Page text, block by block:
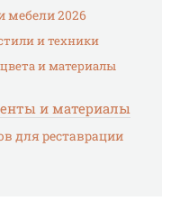
мебели 2026
и техники
и материалы
и материалы
для реставрации